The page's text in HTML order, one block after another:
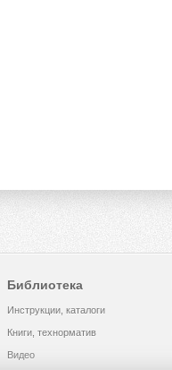
Библиотека
Инструкции, каталоги
Книги, технорматив
Видео